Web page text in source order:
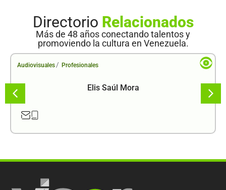
Directorio Relacionados
Más de 48 años conectando talentos y
promoviendo la cultura en Venezuela.
Audiovisuales / Profesionales
Elis Saúl Mora